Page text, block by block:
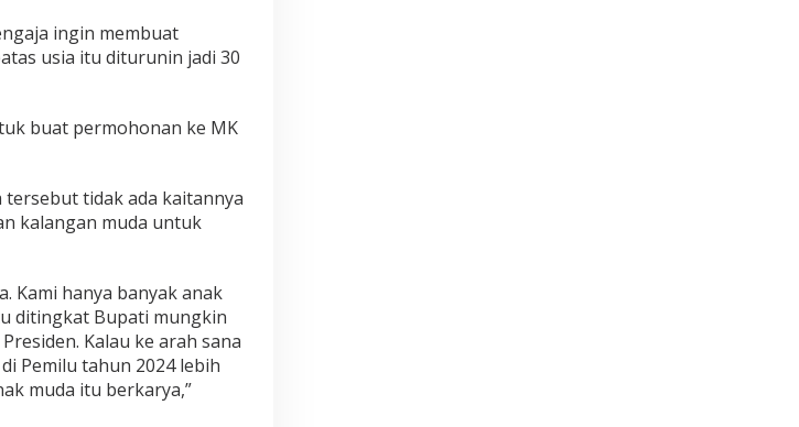
ingin membuat
usia itu diturunin jadi 30
buat permohonan ke MK
tidak ada kaitannya
kalangan muda untuk
Kami hanya banyak anak
ditingkat Bupati mungkin
Kalau ke arah sana
Pemilu tahun 2024 lebih
muda itu berkarya,”